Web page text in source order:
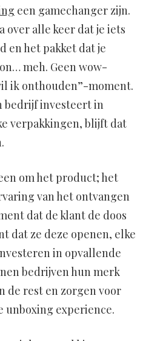
een gamechanger zijn.
over alle keer dat je iets
en het pakket dat je
meh. Geen wow-
ik onthouden”-moment.
bedrijf investeert in
verpakkingen, blijft dat
om het product; het
van het ontvangen
dat de klant de doos
dat ze deze openen, elke
in opvallende
bedrijven hun merk
de rest en zorgen voor
unboxing experience.